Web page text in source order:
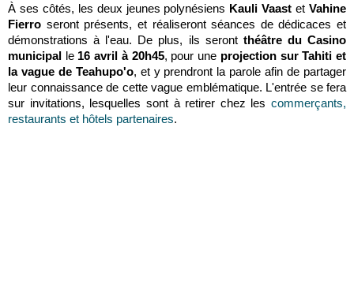
À ses côtés, les deux jeunes polynésiens Kauli VaastetVahine
Fierro seront présents, et réaliseront séances de dédicaces et
démonstrations à l'eau. De plus, ils serontthéâtre du Casino
municipal le 16 avril à 20h45, pour une projection sur Tahiti et
la vague de Teahupo'o, et y prendront la parole afin de partager
leur connaissance de cette vague emblématique. L'entrée se fera
sur invitations, lesquelles sont à retirer chez les commerçants,
restaurants et hôtels partenaires.